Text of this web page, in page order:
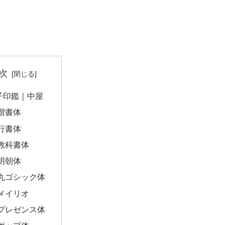
印鑑｜中屋
書体
書体
科書体
朝体
ゴシック体
イリオ
レゼンス体